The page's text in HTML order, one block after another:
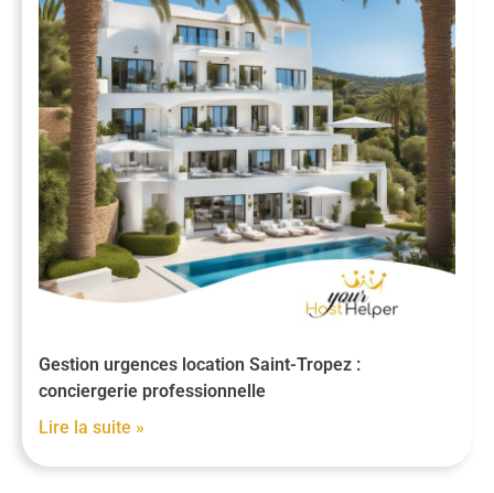
Gestion urgences location Saint-Tropez :
conciergerie professionnelle
Lire la suite »